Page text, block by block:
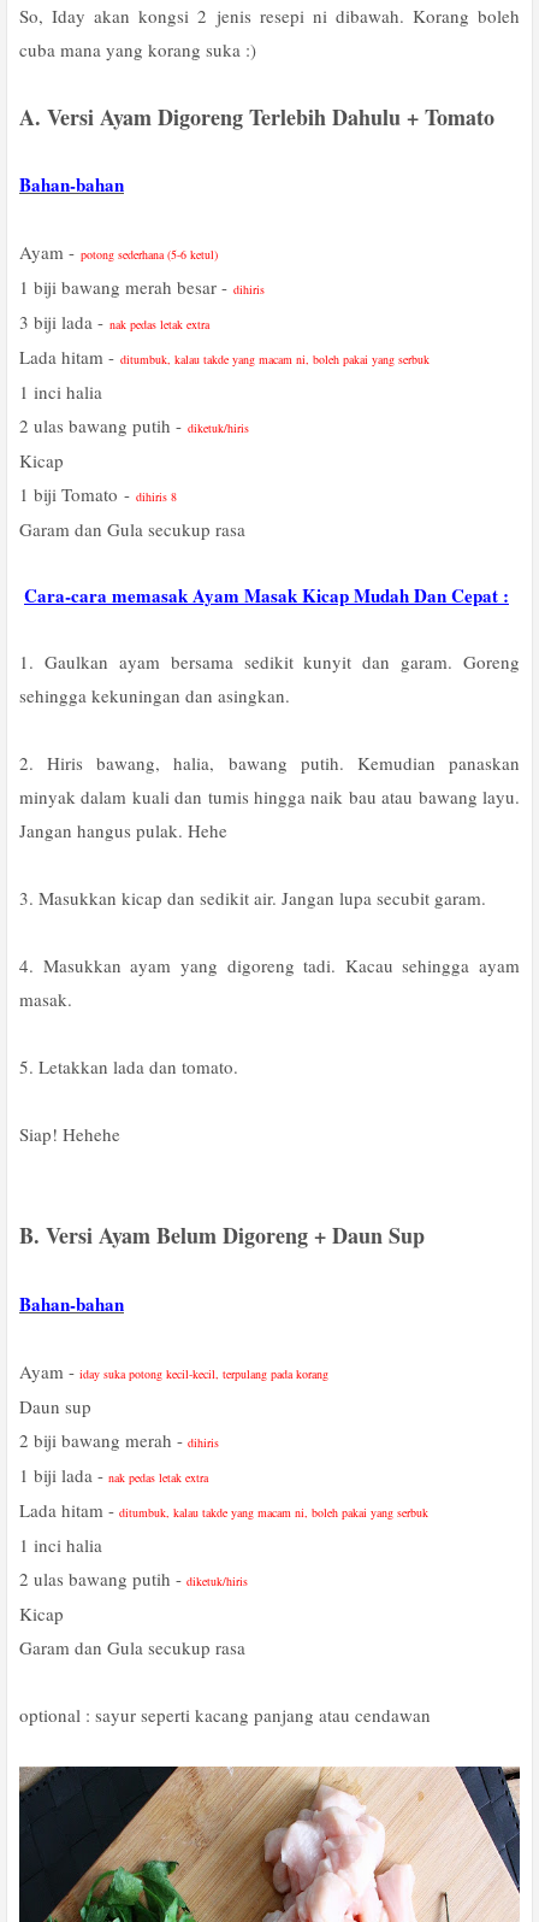
So, Iday akan kongsi 2 jenis resepi ni dibawah. Korang boleh
cuba mana yang korang suka :)
A. Versi Ayam Digoreng Terlebih Dahulu + Tomato
Bahan-bahan
Ayam - potong sederhana (5-6 ketul)
1 biji bawang merah besar - dihiris
3 biji lada - nak pedas letak extra
Lada hitam - ditumbuk, kalau takde yang macam ni, boleh pakai yang serbuk
1 inci halia
2 ulas bawang putih - diketuk/hiris
Kicap
1 biji Tomato - dihiris 8
Garam dan Gula secukup rasa
Cara-cara memasak Ayam Masak Kicap Mudah Dan Cepat :
1. Gaulkan ayam bersama sedikit kunyit dan garam. Goreng
sehingga kekuningan dan asingkan.
2. Hiris bawang, halia, bawang putih. Kemudian panaskan
minyak dalam kuali dan tumis hingga naik bau atau bawang layu.
Jangan hangus pulak. Hehe
3. Masukkan kicap dan sedikit air. Jangan lupa secubit garam.
4. Masukkan ayam yang digoreng tadi. Kacau sehingga ayam
masak.
5. Letakkan lada dan tomato.
Siap! Hehehe
B. Versi Ayam Belum Digoreng + Daun Sup
Bahan-bahan
Ayam - iday suka potong kecil-kecil, terpulang pada korang
Daun sup
2 biji bawang merah - dihiris
1 biji lada - nak pedas letak extra
Lada hitam - ditumbuk, kalau takde yang macam ni, boleh pakai yang serbuk
1 inci halia
2 ulas bawang putih - diketuk/hiris
Kicap
Garam dan Gula secukup rasa
optional : sayur seperti kacang panjang atau cendawan